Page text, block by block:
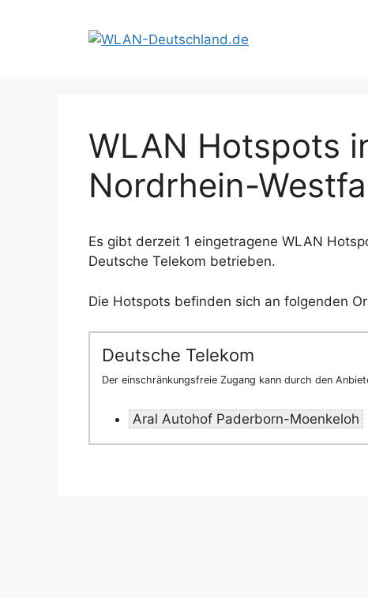
WLAN Hotspots
Nordrhein-
Es gibt derzeit 1 eingetragene WLAN
Deutsche Telekom betrieben.
Die Hotspots befinden sich an folgenden
Deutsche Telekom
Der einschränkungsfreie Zugang kann durch den
Aral Autohof Paderborn-Moenkeloh